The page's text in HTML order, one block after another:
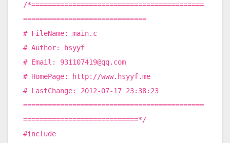
/*==========================================
==============================
# FileName: main.c
# Author: hsyyf
# Email: 931107419@qq.com
# HomePage: http://www.hsyyf.me
# LastChange: 2012-07-17 23:38:23
============================================
============================*/
#include